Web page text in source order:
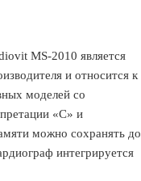
MS-2010 является
и относится к
моделей со
«С» и
можно сохранять до
интегрируется